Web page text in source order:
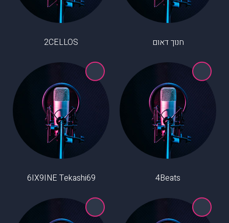
חנוך דאום 2CELLOS
4Beats
6IX9INE Tekashi69